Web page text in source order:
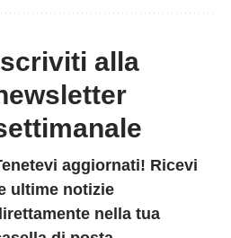
alla
aggiornati! Ricevi
ultime notizie
nella tua